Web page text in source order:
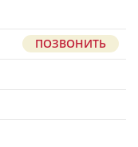
ПОЗВОНИТЬ